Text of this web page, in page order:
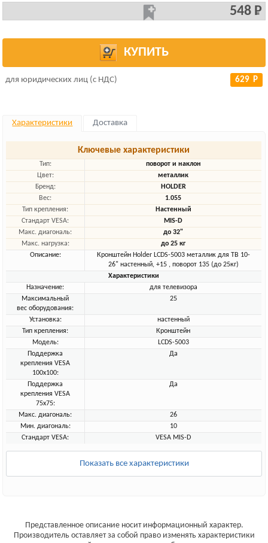
548 Р
КУПИТЬ
для юридических лиц (с НДС) 629 Р
Характеристики Доставка
Ключевые характеристики
Тип:
поворот и наклон
Цвет:
металлик
Бренд:
HOLDER
Вес:
1.055
Тип крепления:
Настенный
Стандарт VESA:
MIS-D
Макс. диагональ:
до 32"
Макс. нагрузка:
до 25 кг
Описание:
Кронштейн Holder LCDS-5003 металлик для ТВ 10-
26" настенный, +15 , поворот 135 (до 25кг)
Характеристики
Назначение:
для телевизора
Максимальный
вес оборудования:
25
Установка:
настенный
Тип крепления:
Кронштейн
Модель:
LCDS-5003
Поддержка
крепления VESA
100х100:
Да
Поддержка
крепления VESA
75х75:
Да
Макс. диагональ:
26
Мин. диагональ:
10
Стандарт VESA:
VESA MIS-D
Показать все характеристики
Представленное описание носит информационный характер.
Производитель оставляет за собой право изменять характеристики